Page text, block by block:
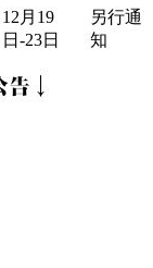
12月19
日-23日
另行通
知